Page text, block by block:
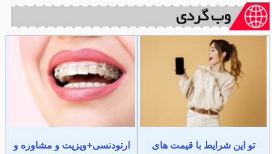
تو این شرایط با قیمت های
ارتودنسی+ویزیت و مشاوره و